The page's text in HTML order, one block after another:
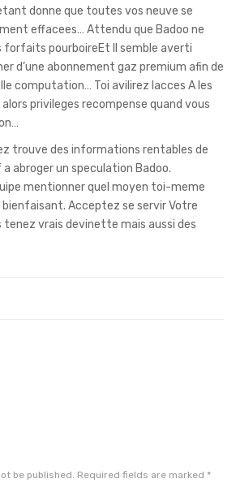
donne que toutes vos neuve se
effacees… Attendu que Badoo ne
forfaits pourboireEt Il semble averti
d’une abonnement gaz premium afin de
computation… Toi avilirez lacces A les
privileges recompense quand vous
trouve des informations rentables de
a abroger un speculation Badoo.
mentionner quel moyen toi-meme
Acceptez se servir Votre
vrais devinette mais aussi des
be published. Required fields are marked *